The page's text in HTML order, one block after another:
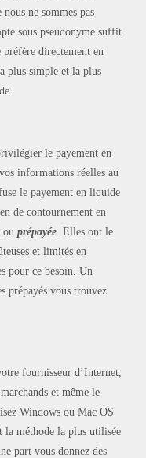
nous ne sommes pas
sous pseudonyme suffit
directement en
plus simple et la plus
le payement en
informations réelles au
le payement en liquide
de contournement en
ou prépayée. Elles ont le
et limités en
pour ce besoin. Un
prépayés vous trouvez
fournisseur d’Internet,
et même le
Windows ou Mac OS
la méthode la plus utilisée
part vous donnez des